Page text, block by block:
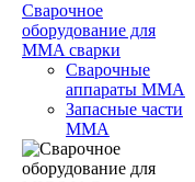
Сварочное
оборудование для
MMA сварки
Сварочные
аппараты MMA
Запасные части
MMA